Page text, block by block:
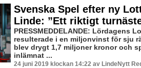
Svenska Spel efter ny
Linde: ”Ett riktigt
PRESSMEDDELANDE: Lördagens
resulterade i en miljonvinst för sju
blev drygt 1,7 miljoner kronor och
inlämnat ...
24 juni 2019 klockan 14:22 av LindeNytt